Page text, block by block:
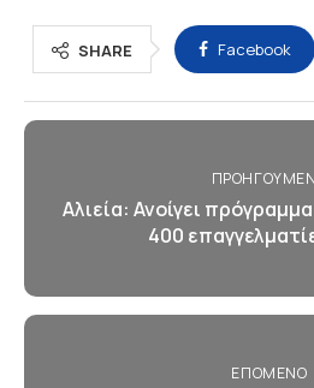
SHARE Facebook
Αλιεία: Ανοίγει
400
ΕΠΌΜΕΝΟ